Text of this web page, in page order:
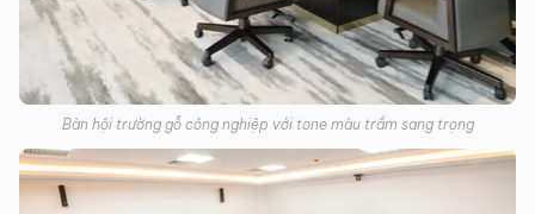
Bàn hội trường gỗ công nghiệp với tone màu trầm sang trọng